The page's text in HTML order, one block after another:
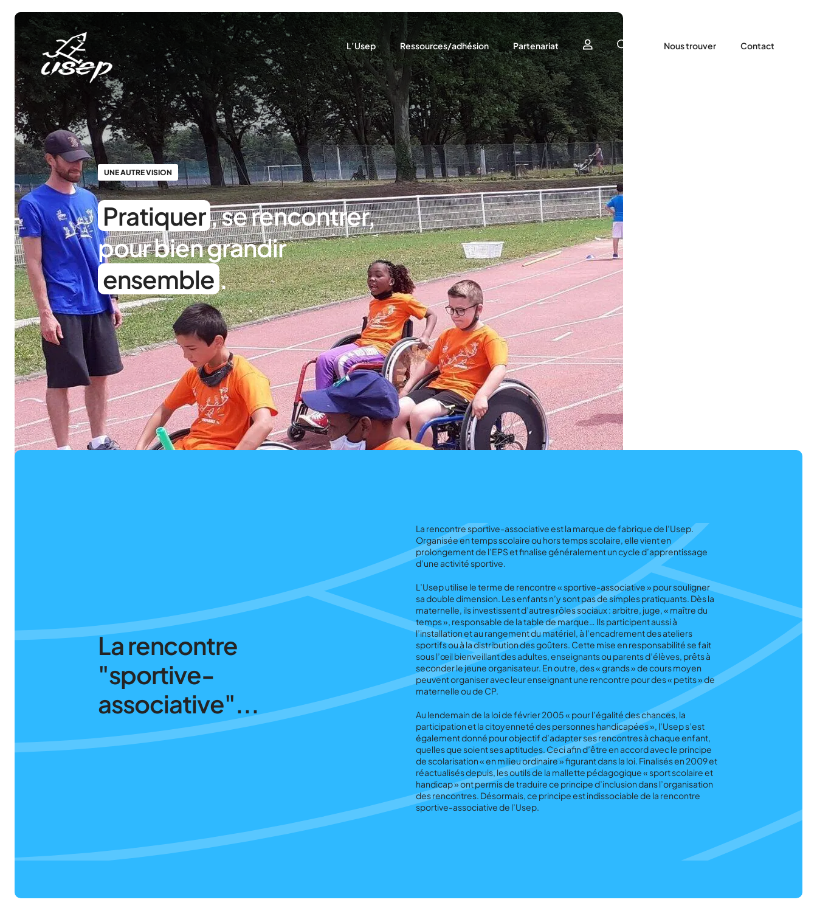
L’Usep
Notre rôle
Notre projet
Qui sommes-nous ?
Nos actions
Actualités récentes
Ressources/adhésion
Ressources pédagogiques
Adhésion
Assurances
Partenariat
Nous soutenir
Nos partenaires
Nous trouver Contact
UNE AUTRE VISION
Pratiquer, se rencontrer,
pour bien grandir
ensemble.
La rencontre
"sportive-
associative"...
La rencontre sportive-associative est la marque de fabrique de l’Usep.
Organisée en temps scolaire ou hors temps scolaire, elle vient en
prolongement de l’EPS et finalise généralement un cycle d’apprentissage
d’une activité sportive.
L’Usep utilise le terme de rencontre « sportive-associative » pour souligner
sa double dimension. Les enfants n’y sont pas de simples pratiquants. Dès la
maternelle, ils investissent d’autres rôles sociaux : arbitre, juge, « maître du
temps », responsable de la table de marque… Ils participent aussi à
l’installation et au rangement du matériel, à l’encadrement des ateliers
sportifs ou à la distribution des goûters. Cette mise en responsabilité se fait
sous l’œil bienveillant des adultes, enseignants ou parents d’élèves, prêts à
seconder le jeune organisateur. En outre, des « grands » de cours moyen
peuvent organiser avec leur enseignant une rencontre pour des « petits » de
maternelle ou de CP.
Au lendemain de la loi de février 2005 « pour l’égalité des chances, la
participation et la citoyenneté des personneshandicapées», l’Usep s’est
également donné pour objectif d’adapter ses rencontres à chaque enfant,
quelles que soient ses aptitudes. Ceci afin d’être en accord avec le principe
de scolarisation « en milieu ordinaire » figurant dans la loi. Finalisés en 2009 et
réactualisés depuis, les outils de la mallette pédagogique« sport scolaire et
handicap »ont permis de traduire ce principe d’inclusion dans l’organisation
des rencontres. Désormais, ce principe est indissociable de la rencontre
sportive-associative de l’Usep.